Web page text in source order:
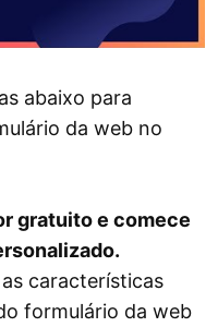
abaixo para
da web no
gratuito e comece
características
formulário da web